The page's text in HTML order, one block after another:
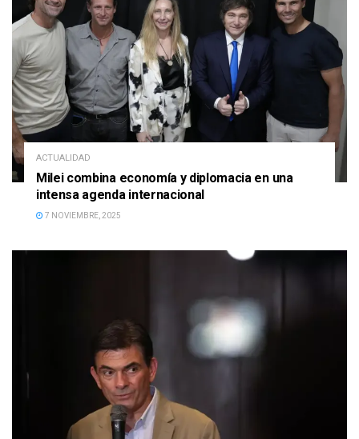
ACTUALIDAD
Milei combina economía y diplomacia en una
intensa agenda internacional
7 NOVIEMBRE, 2025